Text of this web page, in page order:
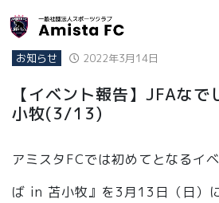
お知らせ 2022年3月14日
【イベント報告】JFAな
小牧(3/13)
アミスタFCでは初めてとなるイ
ば in 苫小牧』を3月13日（日）